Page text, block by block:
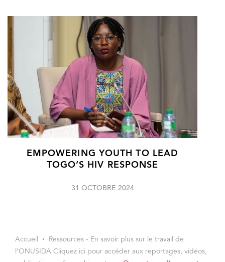
EMPOWERING YOUTH TO LEAD
TOGO’S HIV RESPONSE
31 OCTOBRE 2024
Accueil
Ressources - En savoir plus sur le travail de
l’ONUSIDA Cliquez ici pour accéder aux reportages, vidéos,